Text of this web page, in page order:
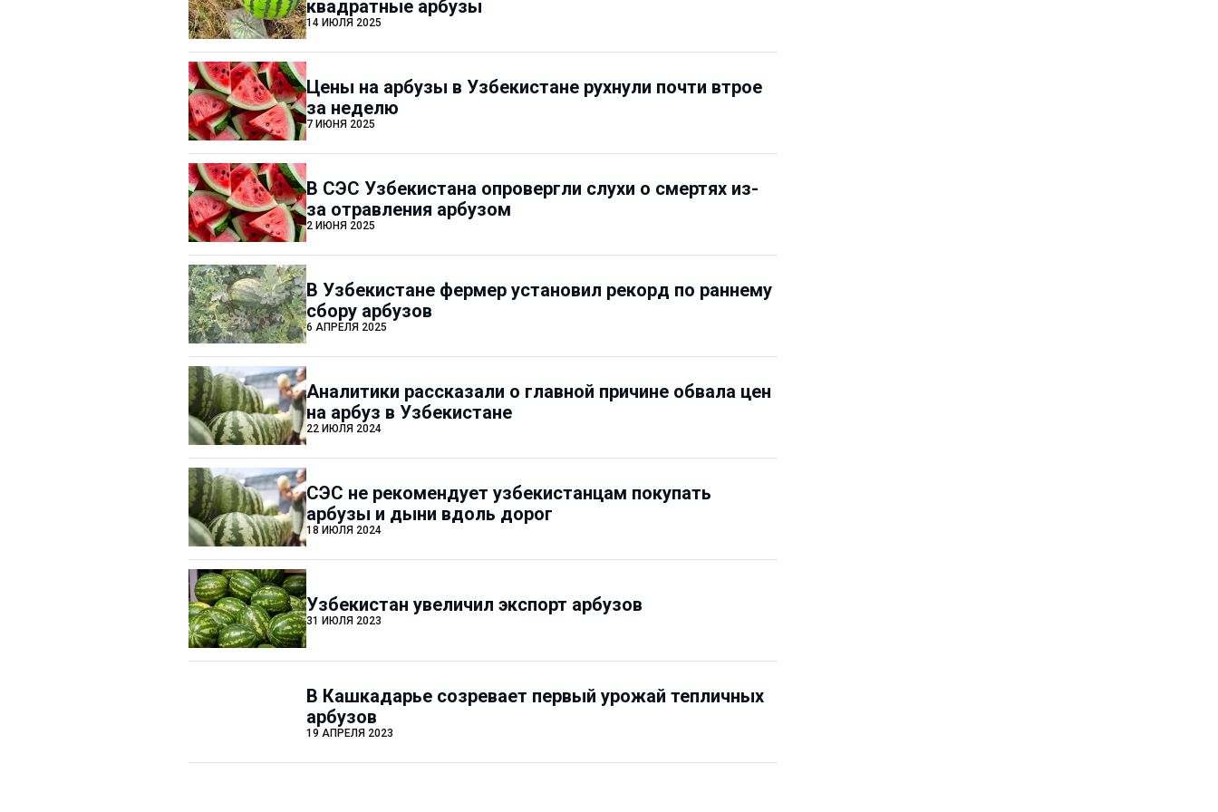
квадратные арбузы
14 ИЮЛЯ 2025
Цены на арбузы в Узбекистане рухнули почти втрое
за неделю
7 ИЮНЯ 2025
В СЭС Узбекистана опровергли слухи о смертях из-
за отравления арбузом
2 ИЮНЯ 2025
В Узбекистане фермер установил рекорд по раннему
сбору арбузов
6 АПРЕЛЯ 2025
Аналитики рассказали о главной причине обвала цен
на арбуз в Узбекистане
22 ИЮЛЯ 2024
СЭС не рекомендует узбекистанцам покупать
арбузы и дыни вдоль дорог
18 ИЮЛЯ 2024
Узбекистан увеличил экспорт арбузов
31 ИЮЛЯ 2023
В Кашкадарье созревает первый урожай тепличных
арбузов
19 АПРЕЛЯ 2023